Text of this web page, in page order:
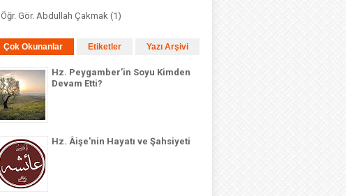
Öğr. Gör. Abdullah Çakmak (1)
Çok Okunanlar Etiketler Yazı Arşivi
Hz. Peygamber’in Soyu Kimden
Devam Etti?
Hz. Âişe'nin Hayatı ve Şahsiyeti